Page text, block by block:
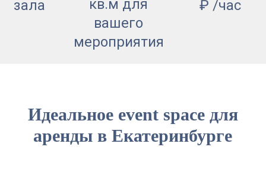
Идеальное event space для
аренды в Екатеринбурге